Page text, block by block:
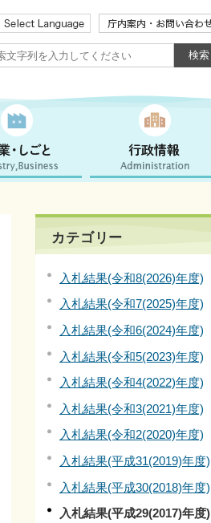
カテゴリー
入札結果(令和8(2026)年度)
入札結果(令和7(2025)年度)
入札結果(令和6(2024)年度)
入札結果(令和5(2023)年度)
入札結果(令和4(2022)年度)
入札結果(令和3(2021)年度)
入札結果(令和2(2020)年度)
入札結果(平成31(2019)年度)
入札結果(平成30(2018)年度)
入札結果(平成29(2017)年度)